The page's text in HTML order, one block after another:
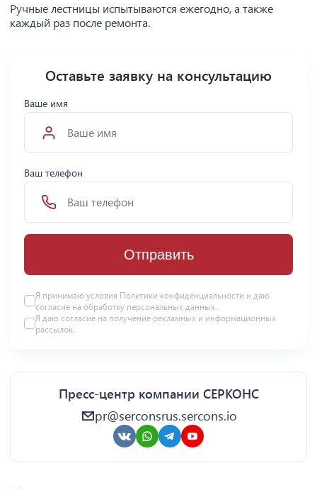
Ручные лестницы испытываются ежегодно, а также
каждый раз после ремонта.
Оставьте заявку на консультацию
Ваше имя
Ваш телефон
Отправить
Я принимаю условия Политики конфиденциальности и даю
согласие на обработку персональных данных.
Я даю согласие на получение рекламных и информационных
рассылок.
Пресс-центр компании СЕРКОНС
pr@serconsrus.sercons.io